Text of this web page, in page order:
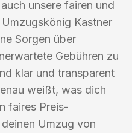
unsere fairen und
Kastner
Sorgen über
Gebühren zu
klar und transparent
weißt, was dich
faires Preis-
Umzug von